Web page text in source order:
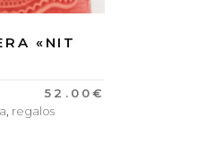
«NIT
52.00€
regalos